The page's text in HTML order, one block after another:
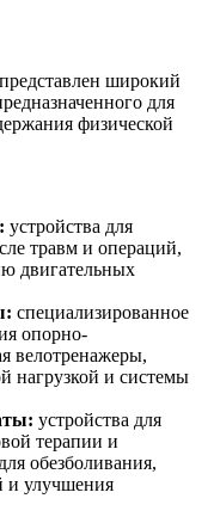
широкий
для
физической
устройства для
травм и операций,
двигательных
специализированное
опорно-
велотренажеры,
нагрузкой и системы
устройства для
терапии и
обезболивания,
и улучшения